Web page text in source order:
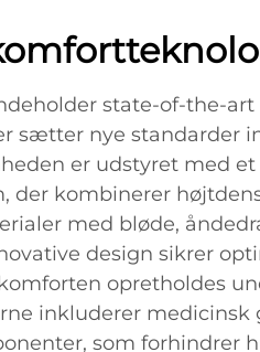
state-of-the-art
sætter nye standarder
er udstyret med et
der kombinerer
med bløde,
design sikrer
opretholdes
inkluderer medicinsk
som forhindrer